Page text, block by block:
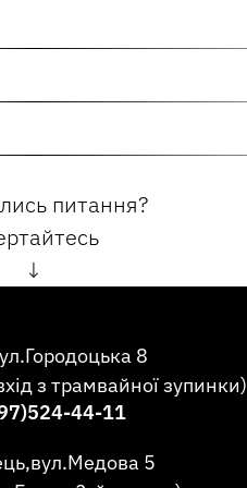
питання?
↓
8
з трамвайної зупинки)
44-11
5